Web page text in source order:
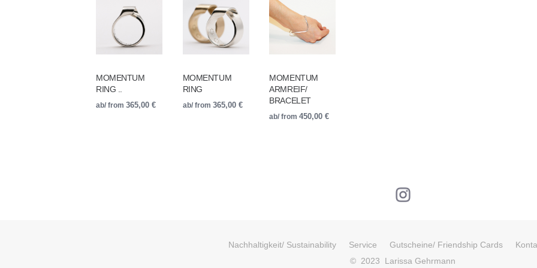
MOMENTUM
RING ..
ab/ from 365,00 €
MOMENTUM
RING
ab/ from 365,00 €
MOMENTUM
ARMREIF/
BRACELET
ab/ from450,00€
Nachhaltigkeit/ Sustainability Service Gutscheine/ Friendship Cards
© 2023 Larissa Gehrmann